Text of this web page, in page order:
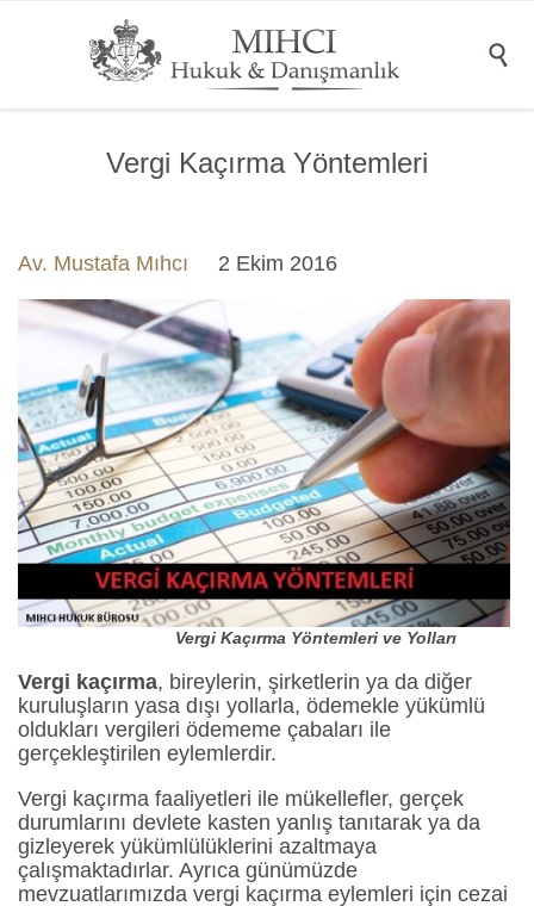

Vergi Kaçırma Yöntemleri
Av. Mustafa Mıhcı 2 Ekim 2016
Vergi Kaçırma Yöntemleri ve Yolları
Vergi kaçırma, bireylerin, şirketlerin ya da diğer
kuruluşların yasa dışı yollarla, ödemekle yükümlü
oldukları vergileri ödememe çabaları ile
gerçekleştirilen eylemlerdir.
Vergi kaçırma faaliyetleri ile mükellefler, gerçek
durumlarını devlete kasten yanlış tanıtarak ya da
gizleyerek yükümlülüklerini azaltmaya
çalışmaktadırlar. Ayrıca günümüzde
mevzuatlarımızda vergi kaçırma eylemleri için cezai